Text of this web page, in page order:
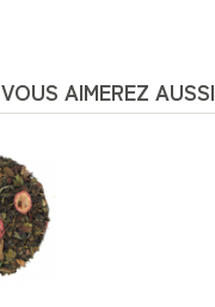
VOUS AIMEREZ AUSSI